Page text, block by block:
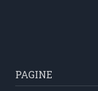
PAGINE